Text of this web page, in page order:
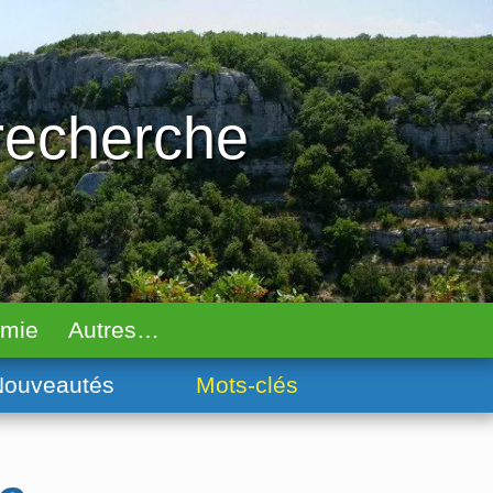
Autres…
Mots-clés